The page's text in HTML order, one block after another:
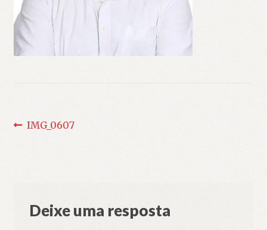
Navegação
Post
IMG_0607
Deixe uma resposta